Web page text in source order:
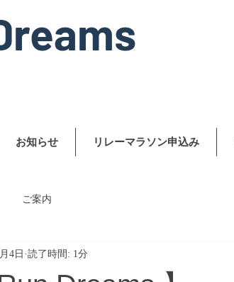
お知らせ リレーマラソン申込み
ご案内
4日 読了時間: 1分